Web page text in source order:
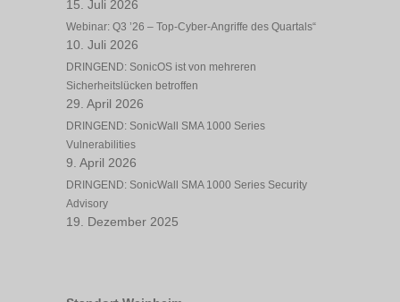
15. Juli 2026
Webinar: Q3 ’26 – Top-Cyber-Angriffe des Quartals“
10. Juli 2026
DRINGEND: SonicOS ist von mehreren
Sicherheitslücken betroffen
29. April 2026
DRINGEND: SonicWall SMA 1000 Series
Vulnerabilities
9. April 2026
DRINGEND: SonicWall SMA 1000 Series Security
Advisory
19. Dezember 2025